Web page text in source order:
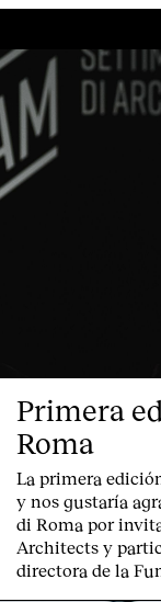
Primera
Roma
La primera
y nos gustaría
di Roma por
Architects y
directora de la